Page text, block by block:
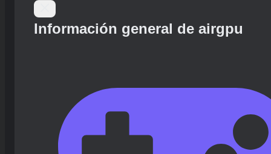
Información general de airgpu